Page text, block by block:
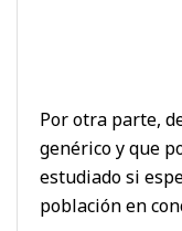
Por otra parte,
genérico y que
estudiado si
población en